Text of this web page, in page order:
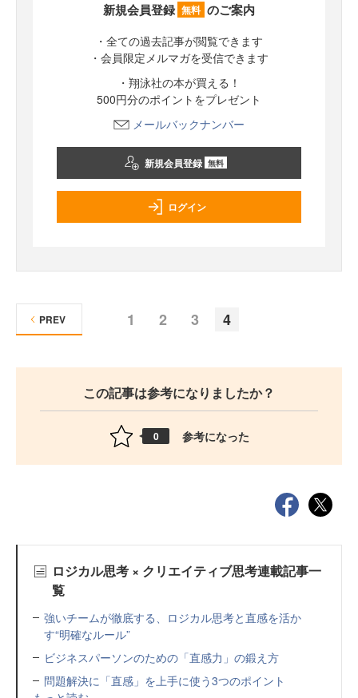
新規会員登録 無料 のご案内
・全ての過去記事が閲覧できます
・会員限定メルマガを受信できます
・翔泳社の本が買える！
500円分のポイントをプレゼント
メールバックナンバー
新規会員登録 無料
ログイン
1 2 3 4
PREV
この記事は参考になりましたか？
0 参考になった
ロジカル思考 × クリエイティブ思考連載記事一
覧
強いチームが徹底する、ロジカル思考と直感を活か
す“明確なルール”
ビジネスパーソンのための「直感力」の鍛え方
問題解決に「直感」を上手に使う3つのポイント